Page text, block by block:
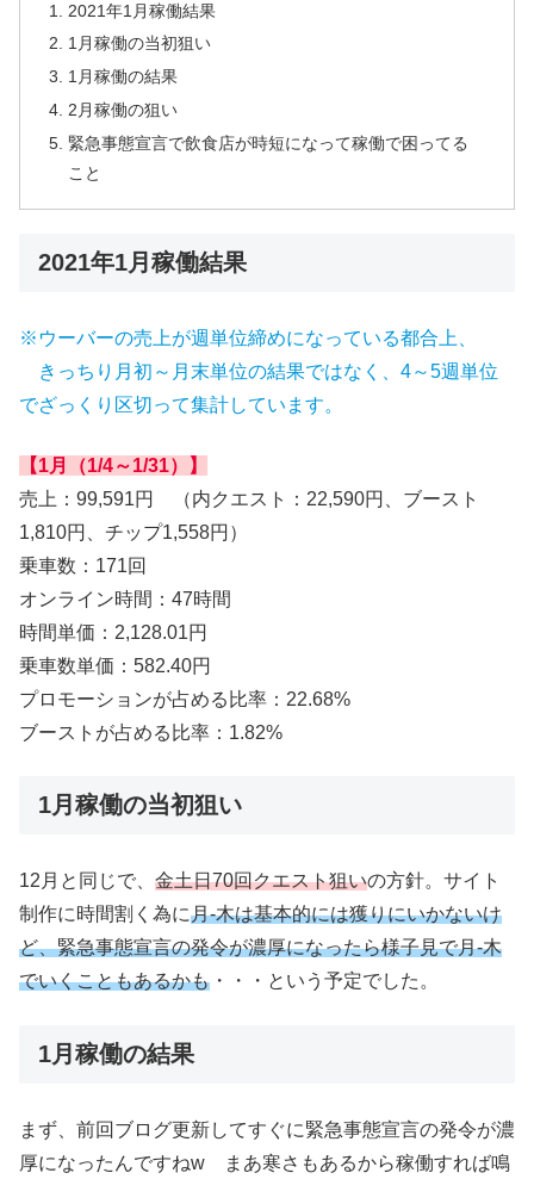
2021年1月稼働結果
1月稼働の当初狙い
1月稼働の結果
2月稼働の狙い
緊急事態宣言で飲食店が時短になって稼働で困ってる
こと
2021年1月稼働結果
※ウーバーの売上が週単位締めになっている都合上、
きっちり月初～月末単位の結果ではなく、4～5週単位
でざっくり区切って集計しています。
【1月（1/4～1/31）】
売上：99,591円 （内クエスト：22,590円、ブースト
1,810円、チップ1,558円）
乗車数：171回
オンライン時間：47時間
時間単価：2,128.01円
乗車数単価：582.40円
プロモーションが占める比率：22.68%
ブーストが占める比率：1.82%
1月稼働の当初狙い
12月と同じで、 金土日70回クエスト狙いの方針。サイト
制作に時間割く為に月-木は基本的には獲りにいかないけ
ど、緊急事態宣言の発令が濃厚になったら様子見で月-木
でいくこともあるかも ・・・という予定でした。
1月稼働の結果
まず、前回ブログ更新してすぐに緊急事態宣言の発令が濃
厚になったんですねw まあ寒さもあるから稼働すれば鳴